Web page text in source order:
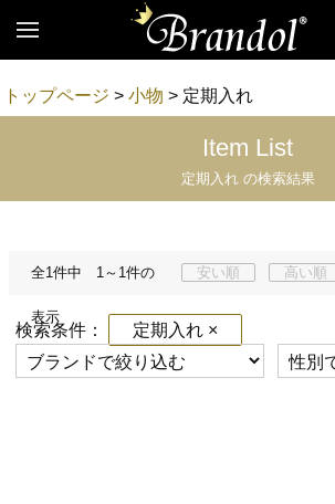
トップページ >小物 > 定期入れ
Item List
定期入れ の検索結果
全1件中 1～1件の
表示
安い順 高い順
検索条件： 定期入れ ×